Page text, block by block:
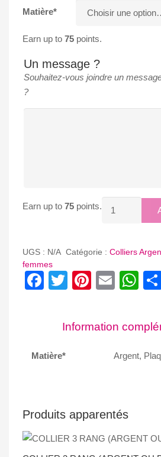
Matière*
Earn up to 75points.
Un message ?
Souhaitez-vous joindre un
?
Earn up to 75points.
ARBRE
VIE
UGS : N/A Catégorie : Colliers
femmes
Facebook
TwitterPinterest
Email
Information
Matière* Argent,
Produits apparentés